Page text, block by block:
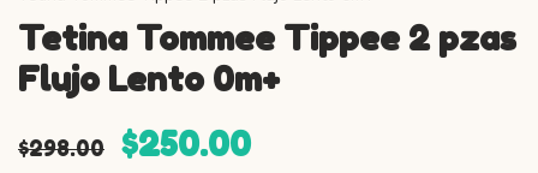
Tetina Tommee Tippee 2 pzas
Flujo Lento 0m+
$298.00 $250.00